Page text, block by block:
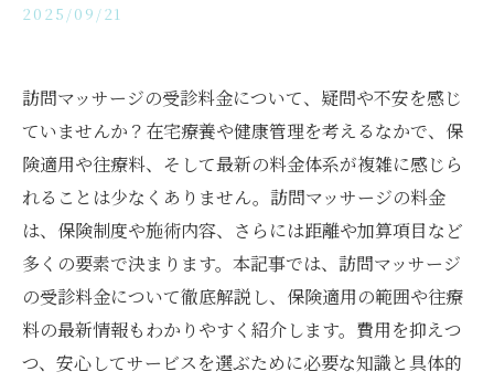
2025/09/21
訪問マッサージの受診料金について、疑問や不安を感じ
ていませんか？在宅療養や健康管理を考えるなかで、保
険適用や往療料、そして最新の料金体系が複雑に感じら
れることは少なくありません。訪問マッサージの料金
は、保険制度や施術内容、さらには距離や加算項目など
多くの要素で決まります。本記事では、訪問マッサージ
の受診料金について徹底解説し、保険適用の範囲や往療
料の最新情報もわかりやすく紹介します。費用を抑えつ
つ、安心してサービスを選ぶために必要な知識と具体的